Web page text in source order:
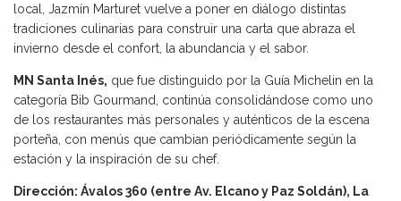
local, Jazmín Marturet vuelve a poner en diálogo distintas
tradiciones culinarias para construir una carta que abraza el
invierno desde el confort, la abundancia y el sabor.
MN Santa Inés, que fue distinguido por la Guía Michelin en la
categoría Bib Gourmand, continúa consolidándose como uno
de los restaurantes más personales y auténticos de la escena
porteña, con menús que cambian periódicamente según la
estación y la inspiración de su chef.
Dirección: Ávalos 360 (entre Av. Elcano y Paz Soldán), La